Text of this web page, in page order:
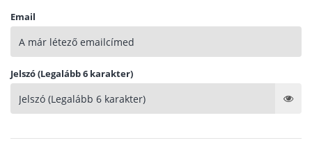
Email
Jelszó (Legalább 6 karakter)